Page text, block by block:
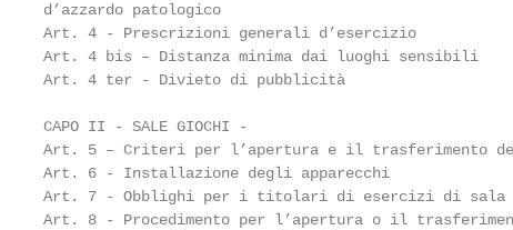
d’azzardo patologico
Art. 4 - Prescrizioni generali
Art. 4 bis – Distanza minima dai luoghi
Art. 4 ter - Divieto di pubblicità
CAPO II - SALE GIOCHI -
Art. 5 – Criteri per l’apertura e il
Art. 6 - Installazione degli apparecchi
Art. 7 - Obblighi per i titolari di esercizi
Art. 8 - Procedimento per l’apertura o il